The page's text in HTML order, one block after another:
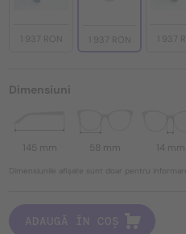
1 937 RON 1 937 RON 1 937
Dimensiuni
145 mm 58 mm 14 mm
Dimensiunile afișate sunt doar pentru
ADAUGĂ ÎN COȘ